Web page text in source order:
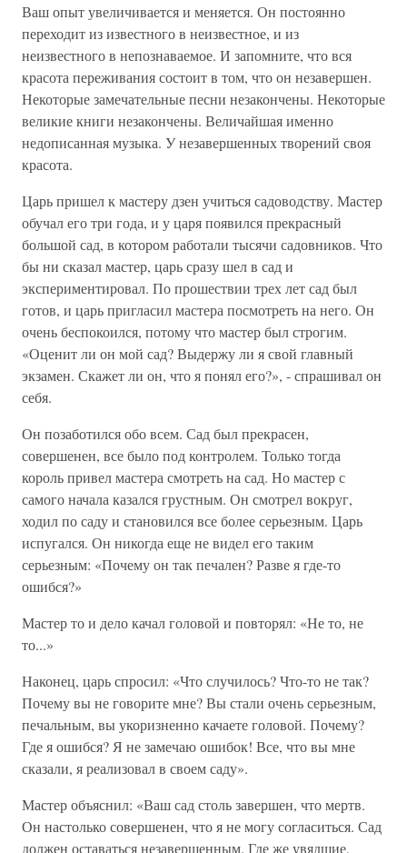
Ваш опыт увеличивается и меняется. Он постоянно
переходит из известного в неизвестное, и из
неизвестного в непознаваемое. И запомните, что вся
красота переживания состоит в том, что он незавершен.
Некоторые замечательные песни незакончены. Некоторые
великие книги незакончены. Величайшая именно
недописанная музыка. У незавершенных творений своя
красота.
Царь пришел к мастеру дзен учиться садоводству. Мастер
обучал его три года, и у царя появился прекрасный
большой сад, в котором работали тысячи садовников. Что
бы ни сказал мастер, царь сразу шел в сад и
экспериментировал. По прошествии трех лет сад был
готов, и царь пригласил мастера посмотреть на него. Он
очень беспокоился, потому что мастер был строгим.
«Оценит ли он мой сад? Выдержу ли я свой главный
экзамен. Скажет ли он, что я понял его?», - спрашивал он
себя.
Он позаботился обо всем. Сад был прекрасен,
совершенен, все было под контролем. Только тогда
король привел мастера смотреть на сад. Но мастер с
самого начала казался грустным. Он смотрел вокруг,
ходил по саду и становился все более серьезным. Царь
испугался. Он никогда еще не видел его таким
серьезным: «Почему он так печален? Разве я где-то
ошибся?»
Мастер то и дело качал головой и повторял: «Не то, не
то...»
Наконец, царь спросил: «Что случилось? Что-то не так?
Почему вы не говорите мне? Вы стали очень серьезным,
печальным, вы укоризненно качаете головой. Почему?
Где я ошибся? Я не замечаю ошибок! Все, что вы мне
сказали, я реализовал в своем саду».
Мастер объяснил: «Ваш сад столь завершен, что мертв.
Он настолько совершенен, что я не могу согласиться. Сад
должен оставаться незавершенным. Где же увядшие,